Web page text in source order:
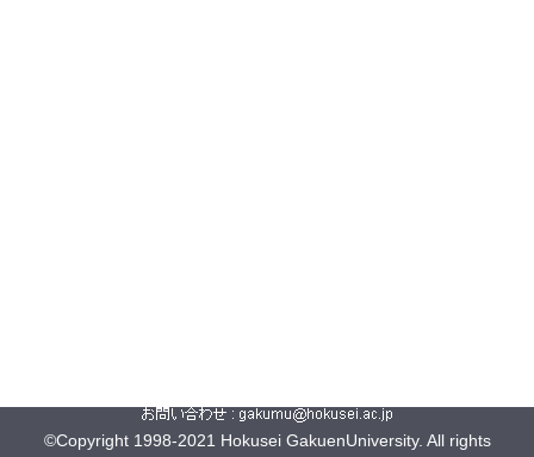
©Copyright 1998-2021 Hokusei GakuenUniversity. All rights